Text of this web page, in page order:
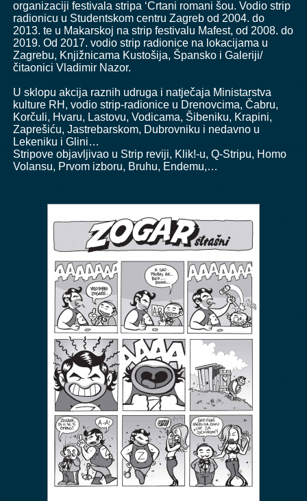
organizaciji festivala stripa ‘Crtani romani šou. Vodio strip
radionicu u Studentskom centru Zagreb od 2004. do
2013. te u Makarskoj na strip festivalu Mafest, od 2008. do
2019. Od 2017. vodio strip radionice na lokacijama u
Zagrebu, Knjižnicama Kustošija, Špansko i Galeriji/
čitaonici Vladimir Nazor.
U sklopu akcija raznih udruga i natječaja Ministarstva
kulture RH, vodio strip-radionice u Drenovcima, Čabru,
Korčuli, Hvaru, Lastovu, Vodicama, Šibeniku, Krapini,
Zaprešiću, Jastrebarskom, Dubrovniku i nedavno u
Lekeniku i Glini…
Stripove objavljivao u Strip reviji, Klik!-u, Q-Stripu, Homo
Volansu, Prvom izboru, Bruhu, Endemu,…